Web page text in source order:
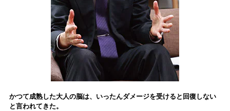
かつて成熟した大人の脳は、いったんダメージを受けると回復しない
と言われてきた。